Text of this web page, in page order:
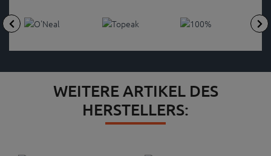
WEITERE ARTIKEL DES
HERSTELLERS: